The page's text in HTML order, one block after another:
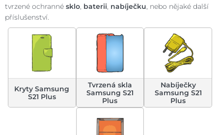
tvrzené ochrannésklo, baterii, nabíječku, nebo nějaké další
příslušenství.
Kryty Samsung
S21 Plus
Tvrzená skla
Samsung S21
Plus
Nabíječky
Samsung S21
Plus